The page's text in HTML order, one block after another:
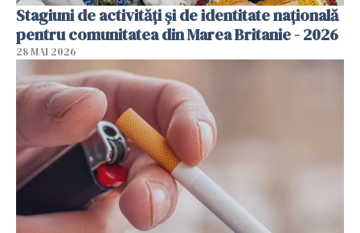
Stagiuni de activități și de identitate națională
pentru comunitatea din Marea Britanie - 2026
28 MAI 2026